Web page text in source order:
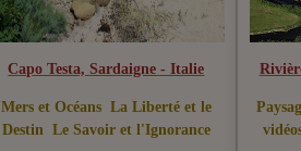
Capo Testa, Sardaigne - Italie
Mers et Océans La Liberté et le
Destin Le Savoir et l'Ignorance